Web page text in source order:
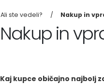
Ali ste vedeli? Nakup in
Nakup in
Kaj kupce običajno najbolj